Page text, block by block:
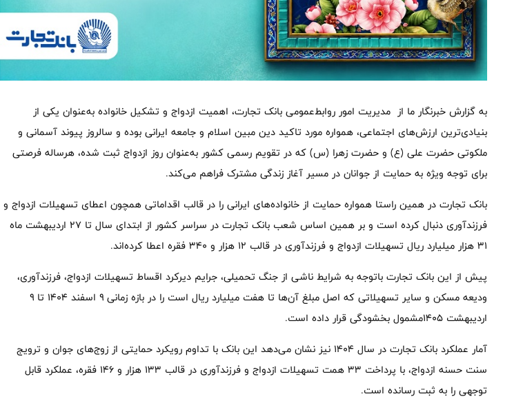
به گزارش خبرنگار ما از مدیریت امور روابط‌عمومی بانک تجارت، اهمیت ازدواج و تشکیل خانواده به‌عنوان یکی از
بنیادی‌ترین ارزش‌های اجتماعی، همواره مورد تاکید دین مبین اسلام و جامعه ایرانی بوده و سالروز پیوند آسمانی و
ملکوتی حضرت علی (ع) و حضرت زهرا (س) که در تقویم رسمی کشور به‌عنوان روز ازدواج ثبت شده، هرساله فرصتی
برای توجه ویژه به حمایت از جوانان در مسیر آغاز زندگی مشترک فراهم می‌کند.
بانک تجارت در همین راستا همواره حمایت از خانواده‌های ایرانی را در قالب اقداماتی همچون اعطای تسهیلات ازدواج و
فرزندآوری دنبال کرده است و بر همین اساس شعب بانک تجارت در سراسر کشور از ابتدای سال تا ۲۷ اردیبهشت ماه
۳۱ هزار میلیارد ریال تسهیلات ازدواج و فرزندآوری در قالب ۱۲ هزار و ۳۴۰ فقره اعطا کرده‌اند.
پیش از این بانک تجارت باتوجه به شرایط ناشی از جنگ تحمیلی، جرایم دیرکرد اقساط تسهیلات ازدواج، فرزندآوری،
ودیعه مسکن و سایر تسهیلاتی که اصل مبلغ آن‌ها تا هفت میلیارد ریال است را در بازه زمانی ۹ اسفند ۱۴۰۴ تا ۹
اردیبهشت ۱۴۰۵مشمول بخشودگی قرار داده است.
آمار عملکرد بانک تجارت در سال ۱۴۰۴ نیز نشان می‌دهد این بانک با تداوم رویکرد حمایتی از زوج‌های جوان و ترویج
سنت حسنه ازدواج، با پرداخت ۳۳ همت تسهیلات ازدواج و فرزندآوری در قالب ۱۳۳ هزار و ۱۴۶ فقره، عملکرد قابل
توجهی را به ثبت رسانده است.